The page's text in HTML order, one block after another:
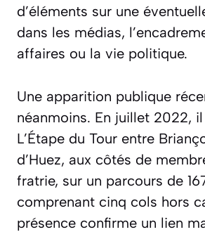
d’éléments sur une
dans les médias,
affaires ou la vie politique.
Une apparition publique
néanmoins. En juillet 2022,
L’Étape du Tour entre
d’Huez, aux côtés de
fratrie, sur un parcours de
comprenant cinq cols hors
présence confirme un lien